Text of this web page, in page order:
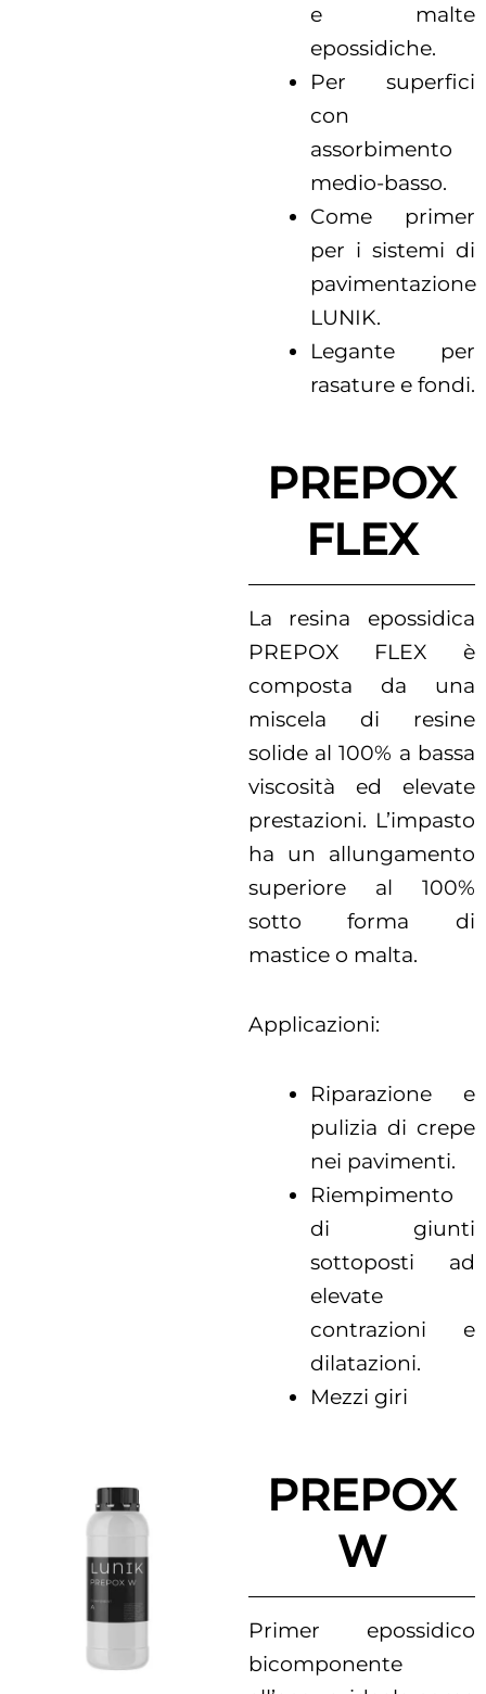
e malte
epossidiche.
Per superfici
con
assorbimento
medio-basso.
Come primer
per i sistemi di
pavimentazione
LUNIK.
Legante per
rasature e fondi.
PREPOX
FLEX
La resina epossidica
PREPOX FLEX è
composta da una
miscela di resine
solide al 100% a bassa
viscosità ed elevate
prestazioni. L’impasto
ha un allungamento
superiore al 100%
sotto forma di
mastice o malta.
Applicazioni:
Riparazione e
pulizia di crepe
nei pavimenti.
Riempimento
di giunti
sottoposti ad
elevate
contrazioni e
dilatazioni.
Mezzi giri
PREPOX
W
Primer epossidico
bicomponente